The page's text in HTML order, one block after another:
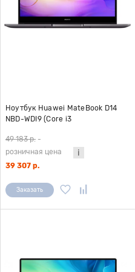
Ноутбук Huawei MateBook D14
NBD-WDI9 (Core i3
Graphics/14"/1920x1080/Win11H)
серый
49 183 р. -
розничная цена
39 307 р.
Заказать